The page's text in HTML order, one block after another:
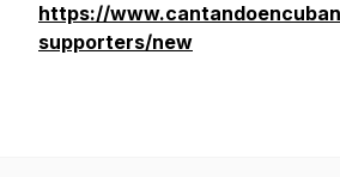
https://
supporters/new